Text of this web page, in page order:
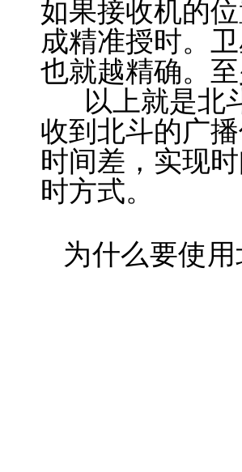
如果接收机的
成精准授时。
也就越精确。
以上就是北
收到北斗的广
时间差，实现
时方式。
为什么要使